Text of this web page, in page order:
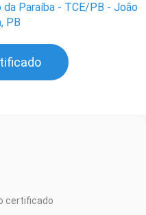
Paraíba - TCE/PB - João
PB
certificado